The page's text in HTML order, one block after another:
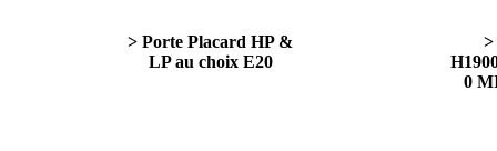
> Porte Placard HP &
LP au choix E20
>
0